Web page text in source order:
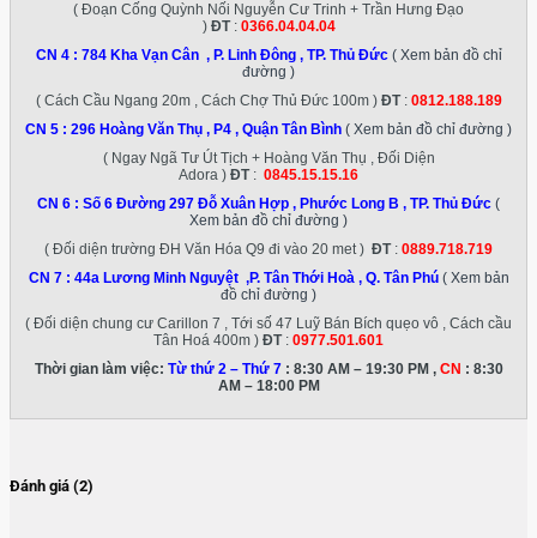
( Đoạn Cống Quỳnh Nối Nguyễn Cư Trinh + Trần Hưng Đạo
) ĐT: 0366.04.04.04
CN 4 : 784 Kha Vạn Cân , P. Linh Đông , TP. Thủ Đức( Xem bản đồ chỉ
đường )
( Cách Cầu Ngang 20m , Cách Chợ Thủ Đức 100m ) ĐT: 0812.188.189
CN 5 : 296 Hoàng Văn Thụ , P4 , Quận Tân Bình ( Xem bản đồ chỉ đường )
( Ngay Ngã Tư Út Tịch + Hoàng Văn Thụ , Đối Diện
Adora ) ĐT: 0845.15.15.16
CN 6 : Số 6 Đường 297 Đỗ Xuân Hợp , Phước Long B , TP. Thủ Đức (
Xem bản đồ chỉ đường )
( Đối diện trường ĐH Văn Hóa Q9 đi vào 20 met ) ĐT: 0889.718.719
CN 7 : 44a Lương Minh Nguyệt ,P. Tân Thới Hoà , Q. Tân Phú ( Xem bản
đồ chỉ đường )
( Đối diện chung cư Carillon 7 , Tới số 47 Luỹ Bán Bích quẹo vô , Cách cầu
Tân Hoá 400m ) ĐT: 0977.501.601
Thời gian làm việc: Từ thứ 2 – Thứ 7: 8:30 AM – 19:30 PM , CN : 8:30
AM – 18:00 PM
Đánh giá (2)